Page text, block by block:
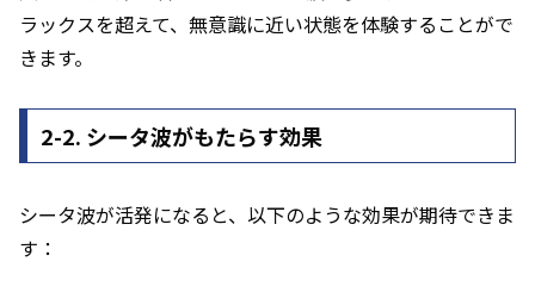
ラックスを超えて、無意識に近い状態を体験することがで
きます。
2-2. シータ波がもたらす効果
シータ波が活発になると、以下のような効果が期待できま
す：